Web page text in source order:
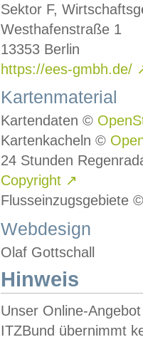
Sektor F,
Westhafenstraße 1
13353 Berlin
https://ees-gmbh.de/
Kartenmaterial
Kartendaten ©
Kartenkacheln ©
24 Stunden
Copyright ↗
Flusseinzugsgebiete
Webdesign
Olaf Gottschall
Hinweis
Unser Online-
ITZBund übernimmt